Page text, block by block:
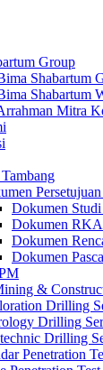
Group
Shabartum
Shabartum
Mitra
Dokumen
Dokumen
Dokumen
Dokumen
&
Drilling
Drilling
Drilling
Penetration